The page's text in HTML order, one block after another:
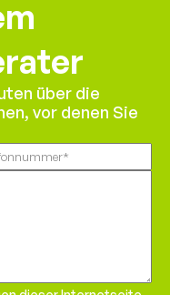
über die
vor denen Sie